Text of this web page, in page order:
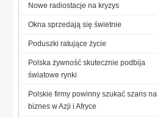
Nowe radiostacje na kryzys
Okna sprzedają się świetnie
Poduszki ratujące życie
Polska żywność skutecznie podbija
światowe rynki
Polskie firmy powinny szukać szans na
biznes w Azji i Afryce